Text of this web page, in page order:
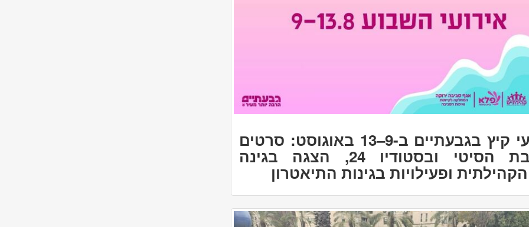
אירועי קיץ בגבעתיים ב-9–13 באוגוסט: סרטים
ברחבת הסיטי ובסטודיו 24, הצגה בגינה
הקהילתית ופעילויות בגינות התיאטרון